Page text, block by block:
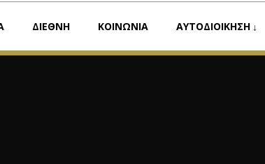
ΔΙΕΘΝΗ ΚΟΙΝΩΝΙΑ ΑΥΤΟΔΙΟΙΚΗΣΗ